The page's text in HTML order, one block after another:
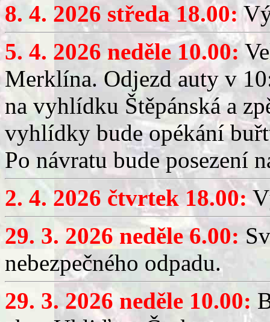
8. 4. 2026 středa 18.00:
5. 4. 2026 neděle 10.00:
Merklína. Odjezd auty v
na vyhlídku Štěpánská a
vyhlídky bude opékání
Po návratu bude posezení
2. 4. 2026 čtvrtek 18.00:
29. 3. 2026 neděle 6.00:
nebezpečného odpadu.
29. 3. 2026 neděle 10.00: